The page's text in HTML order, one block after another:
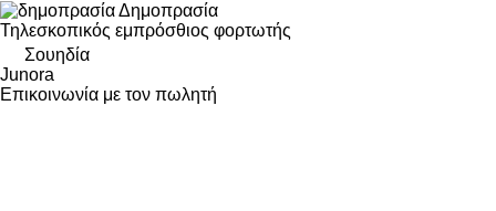
Δημοπρασία
Τηλεσκοπικός εμπρόσθιος φορτωτής
Σουηδία
Junora
Επικοινωνία με τον πωλητή